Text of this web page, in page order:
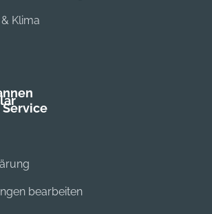
Klima
bearbeiten